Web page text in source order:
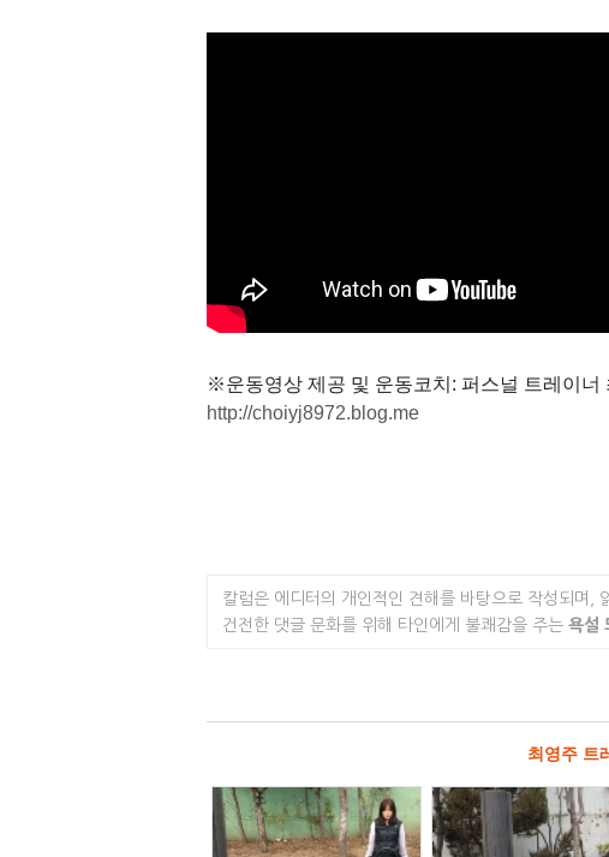
※운동영상 제공 및 운동코치: 퍼스널 트레이너
http://choiyj8972.blog.me​
칼럼은 에디터의 개인적인 견해를 바탕으로 작성되며,
건전한 댓글 문화를 위해 타인에게 불쾌감을 주는 욕설
최영주 트